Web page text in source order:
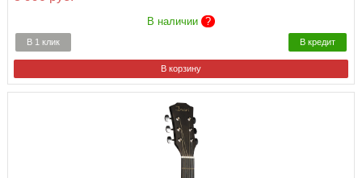
В наличии ?
В 1 клик В кредит